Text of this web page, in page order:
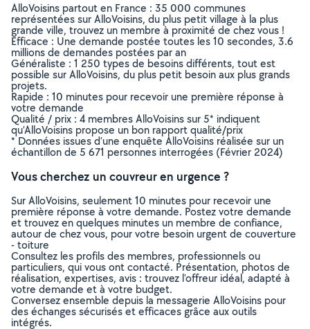
AlloVoisins partout en France : 35 000 communes
représentées sur AlloVoisins, du plus petit village à la plus
grande ville, trouvez un membre à proximité de chez vous !
Efficace : Une demande postée toutes les 10 secondes, 3.6
millions de demandes postées par an
Généraliste : 1 250 types de besoins différents, tout est
possible sur AlloVoisins, du plus petit besoin aux plus grands
projets.
Rapide : 10 minutes pour recevoir une première réponse à
votre demande
Qualité / prix : 4 membres AlloVoisins sur 5* indiquent
qu’AlloVoisins propose un bon rapport qualité/prix
* Données issues d’une enquête AlloVoisins réalisée sur un
échantillon de 5 671 personnes interrogées (Février 2024)
Vous cherchez un couvreur en urgence ?
Sur AlloVoisins, seulement 10 minutes pour recevoir une
première réponse à votre demande. Postez votre demande
et trouvez en quelques minutes un membre de confiance,
autour de chez vous, pour votre besoin urgent de couverture
- toiture
Consultez les profils des membres, professionnels ou
particuliers, qui vous ont contacté. Présentation, photos de
réalisation, expertises, avis : trouvez l'offreur idéal, adapté à
votre demande et à votre budget.
Conversez ensemble depuis la messagerie AlloVoisins pour
des échanges sécurisés et efficaces grâce aux outils
intégrés.